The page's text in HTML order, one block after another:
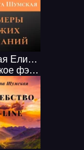
Шумская Елизавета – Химеры чужих желаний
Городское фэнтези